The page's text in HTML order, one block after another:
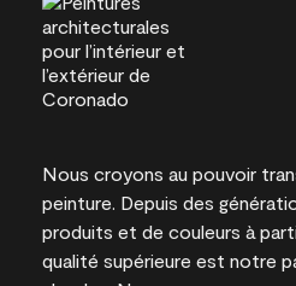
Nous croyons au pouvoir
peinture. Depuis des
produits et de couleurs à
qualité supérieure est notre